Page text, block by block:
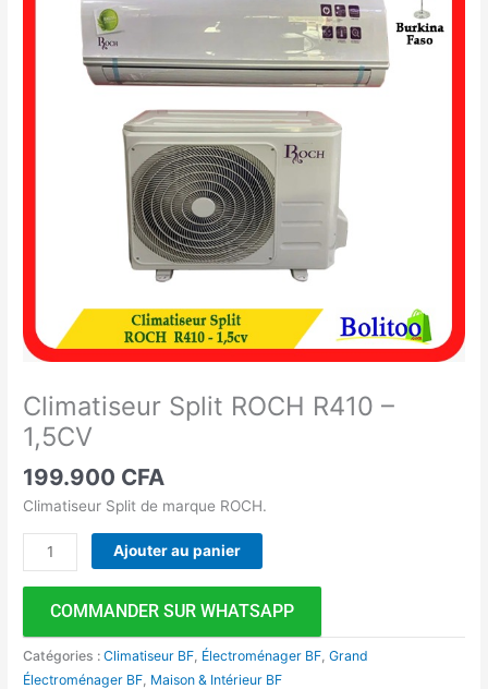
Climatiseur Split ROCH R410 –
1,5CV
199.900 CFA
Climatiseur Split de marque ROCH.
Ajouter au panier
COMMANDER SUR WHATSAPP
Catégories :Climatiseur BF Électroménager BF ,Grand
Électroménager BF Maison & Intérieur BF